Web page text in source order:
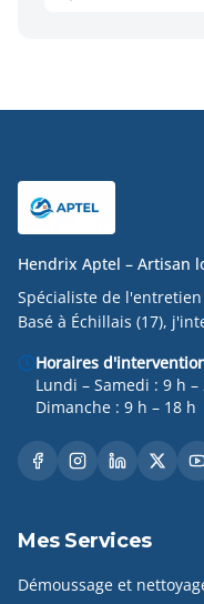
Hendrix Aptel – Artisan
Spécialiste de
Basé à Échillais (17),
Horaires
Lundi – Samedi : 9 h –
Dimanche : 9 h – 18 h
Mes Services
Démoussage et